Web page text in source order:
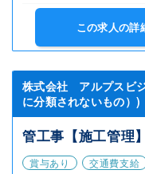
この求人の詳
株式会社 アルプスビ
に分類されないもの）)
管工事【施工管理】
賞与あり
交通費支給